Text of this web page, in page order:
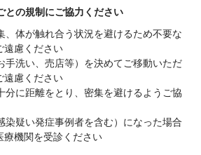
との規制にご協力ください
、体が触れ合う状況を避けるため不要な
遠慮ください
手洗い、売店等）を決めてご移動いただ
遠慮ください
分に距離をとり、密集を避けるようご協
染疑い発症事例者を含む）になった場合
療機関を受診ください